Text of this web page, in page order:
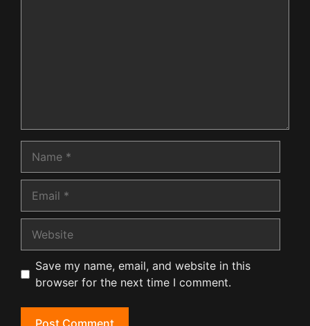
Save my name, email, and website in this
browser for the next time I comment.